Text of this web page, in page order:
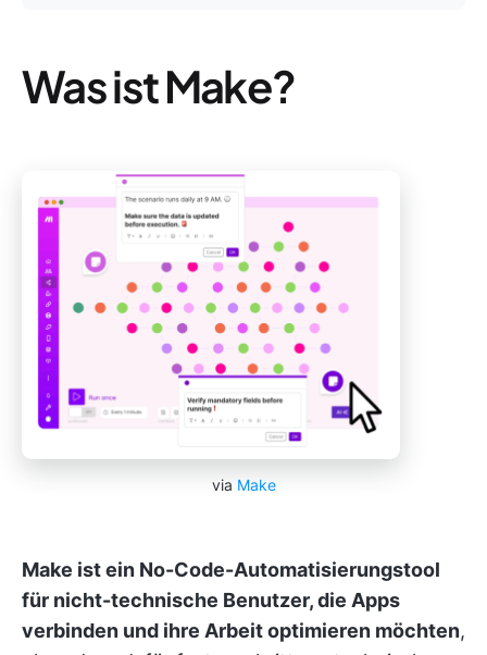
Was ist Make?
via Make
Make ist ein No-Code-Automatisierungstool
für nicht-technische Benutzer, die Apps
verbinden und ihre Arbeit optimieren möchten,